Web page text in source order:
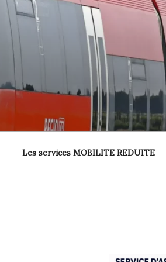
Les services MOBILITE REDUITE